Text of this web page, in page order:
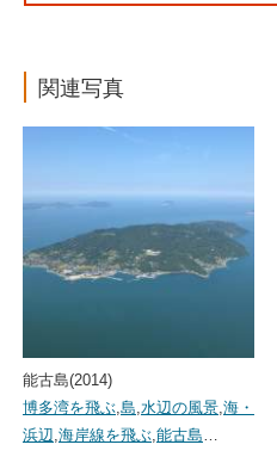
関連写真
能古島(2014)
博多湾を飛ぶ,島,水辺の風景,海・
浜辺,海岸線を飛ぶ,能古島…